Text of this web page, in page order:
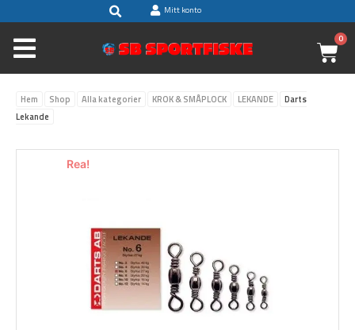
till
innehåll
SökMitt konto
0
Hem Shop Alla kategorier KROK & SMÅPLOCK LEKANDE
Darts
Lekande
Rea!